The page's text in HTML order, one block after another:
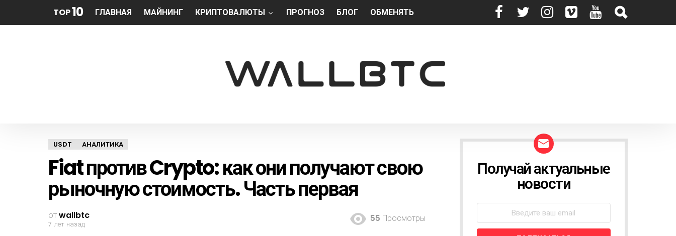
TOP10 ГЛАВНАЯ МАЙНИНГ КРИПТОВАЛЮТЫ ПРОГНОЗ БЛОГ ОБМЕНЯТЬ
USDT АНАЛИТИКА
Fiat против Crypto: как они получают свою
рыночную стоимость. Часть первая
отwallbtc
7 лет назад
55 Просмотры
N
E
E
T
Получай актуальные
новости